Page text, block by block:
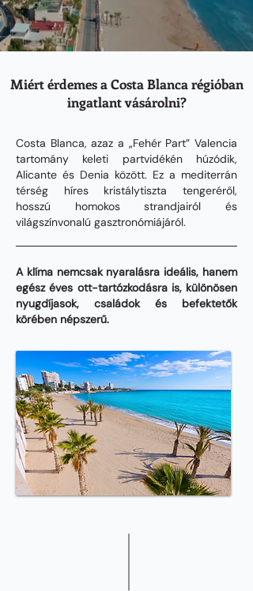
Miért érdemes a Costa Blanca régióban
ingatlant vásárolni?
Costa Blanca, azaz a „Fehér Part” Valencia
tartomány keleti partvidékén húzódik,
Alicante és Denia között. Ez a mediterrán
térség híres kristálytiszta tengeréről,
hosszú homokos strandjairól és
világszínvonalú gasztronómiájáról.
A klíma nemcsak nyaralásra ideális, hanem
egész éves ott-tartózkodásra is, különösen
nyugdíjasok, családok és befektetők
körében népszerű.